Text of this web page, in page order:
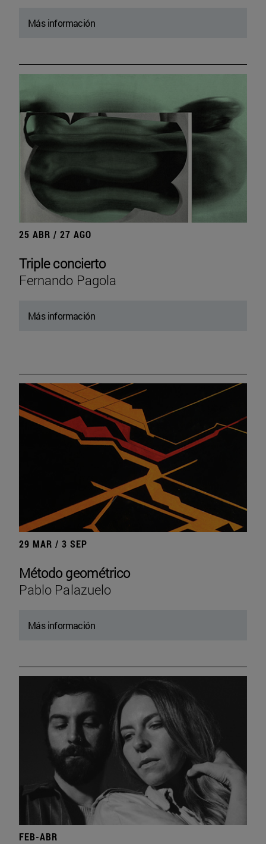
Más información
25 ABR / 27 AGO
Triple concierto
Fernando Pagola
Más información
29 MAR / 3 SEP
Método geométrico
Pablo Palazuelo
Más información
FEB-ABR